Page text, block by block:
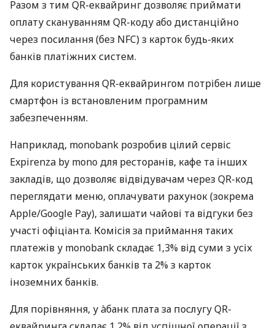
Разом з тим QR-еквайринг дозволяє приймати
оплату скануванням QR-коду або дистанційно
через посилання (без NFC) з карток будь-яких
банків платіжних систем.
Для користування QR-еквайрингом потрібен лише
смартфон із встановленим програмним
забезпеченням.
Наприклад, monobank розробив цілий сервіс
Expirenza by mono для ресторанів, кафе та інших
закладів, що дозволяє відвідувачам через QR-код
переглядати меню, оплачувати рахунок (зокрема
Apple/Google Pay), залишати чайові та відгуки без
участі офіціанта. Комісія за приймання таких
платежів у monobank складає 1,3% від суми з усіх
карток українських банків та 2% з карток
іноземних банків.
Для порівняння, у àбанк плата за послугу QR-